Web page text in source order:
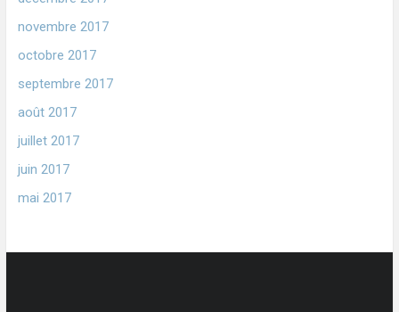
novembre 2017
octobre 2017
septembre 2017
août 2017
juillet 2017
juin 2017
mai 2017